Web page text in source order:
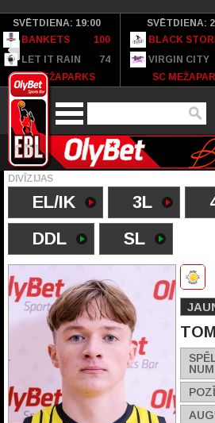
SVĒTDIENA: 19:00
BANKETS
100
LET IT RAIN
74
SC MEŽAPARKS
SVĒTDIENA:
BLACK
VIRGIN CITY
SC
DIVĪZIJAS
EL/IK 3L
DDL
SL